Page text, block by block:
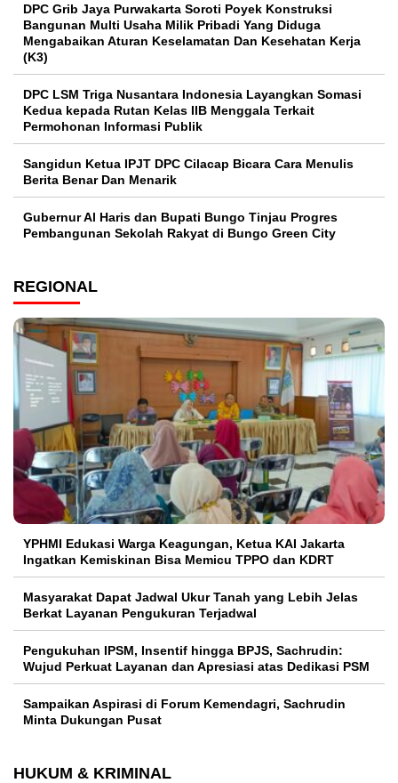
DPC Grib Jaya Purwakarta Soroti Poyek Konstruksi
Bangunan Multi Usaha Milik Pribadi Yang Diduga
Mengabaikan Aturan Keselamatan Dan Kesehatan Kerja
(K3)
DPC LSM Triga Nusantara Indonesia Layangkan Somasi
Kedua kepada Rutan Kelas IIB Menggala Terkait
Permohonan Informasi Publik
Sangidun Ketua IPJT DPC Cilacap Bicara Cara Menulis
Berita Benar Dan Menarik
​Gubernur Al Haris dan Bupati Bungo Tinjau Progres
Pembangunan Sekolah Rakyat di Bungo Green City
REGIONAL
YPHMI Edukasi Warga Keagungan, Ketua KAI Jakarta
Ingatkan Kemiskinan Bisa Memicu TPPO dan KDRT
Masyarakat Dapat Jadwal Ukur Tanah yang Lebih Jelas
Berkat Layanan Pengukuran Terjadwal
Pengukuhan IPSM, Insentif hingga BPJS, Sachrudin:
Wujud Perkuat Layanan dan Apresiasi atas Dedikasi PSM
Sampaikan Aspirasi di Forum Kemendagri, Sachrudin
Minta Dukungan Pusat
HUKUM & KRIMINAL